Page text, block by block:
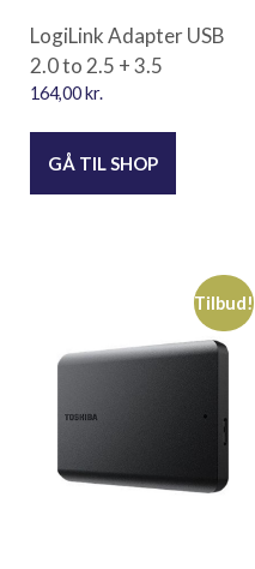
LogiLink Adapter USB
2.0 to 2.5 + 3.5
164,00kr.
GÅ TIL SHOP
Tilbud!